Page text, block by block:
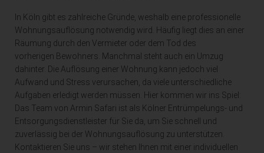
In Köln gibt es zahlreiche Gründe, weshalb eine professionelle
Wohnungsauflösung notwendig wird. Häufig liegt dies an einer
Räumung durch den Vermieter oder dem Tod des
vorherigen Bewohners. Manchmal steht auch ein Umzug
dahinter. Die Auflösung einer Wohnung kann jedoch viel
Aufwand und Stress verursachen, da viele unterschiedliche
Aufgaben erledigt werden müssen. Hier kommen wir ins Spiel:
Das Team von Armin Safari ist als Kölner Entrümpelungs- und
Entsorgungsdienstleister für Sie da, um Sie schnell und
zuverlässig bei der Wohnungsauflösung zu unterstützen.
Kontaktieren Sie uns – wir stehen Ihnen mit einer individuellen